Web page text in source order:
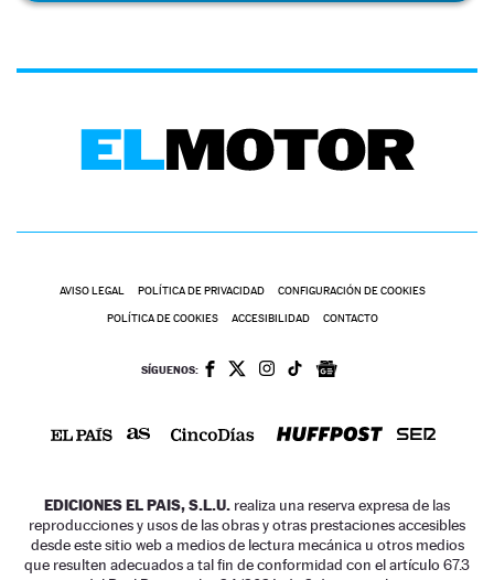
AVISO LEGAL POLÍTICA DE PRIVACIDAD CONFIGURACIÓN DE COOKIES
POLÍTICA DE COOKIES ACCESIBILIDAD CONTACTO
SÍGUENOS:
EDICIONES EL PAIS, S.L.U. realiza una reserva expresa de las
reproducciones y usos de las obras y otras prestaciones accesibles
desde este sitio web a medios de lectura mecánica u otros medios
que resulten adecuados a tal fin de conformidad con el artículo 67.3